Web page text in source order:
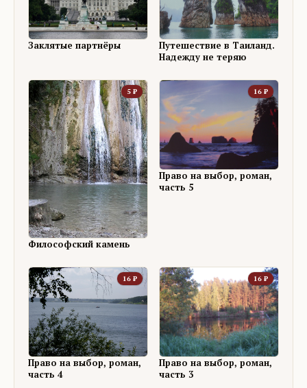
Заклятые партнёры
Путешествие в Таиланд.
Надежду не теряю
5 ₽
Философский камень
16 ₽
Право на выбор, роман,
часть 5
16 ₽
Право на выбор, роман,
часть 4
16 ₽
Право на выбор, роман,
часть 3